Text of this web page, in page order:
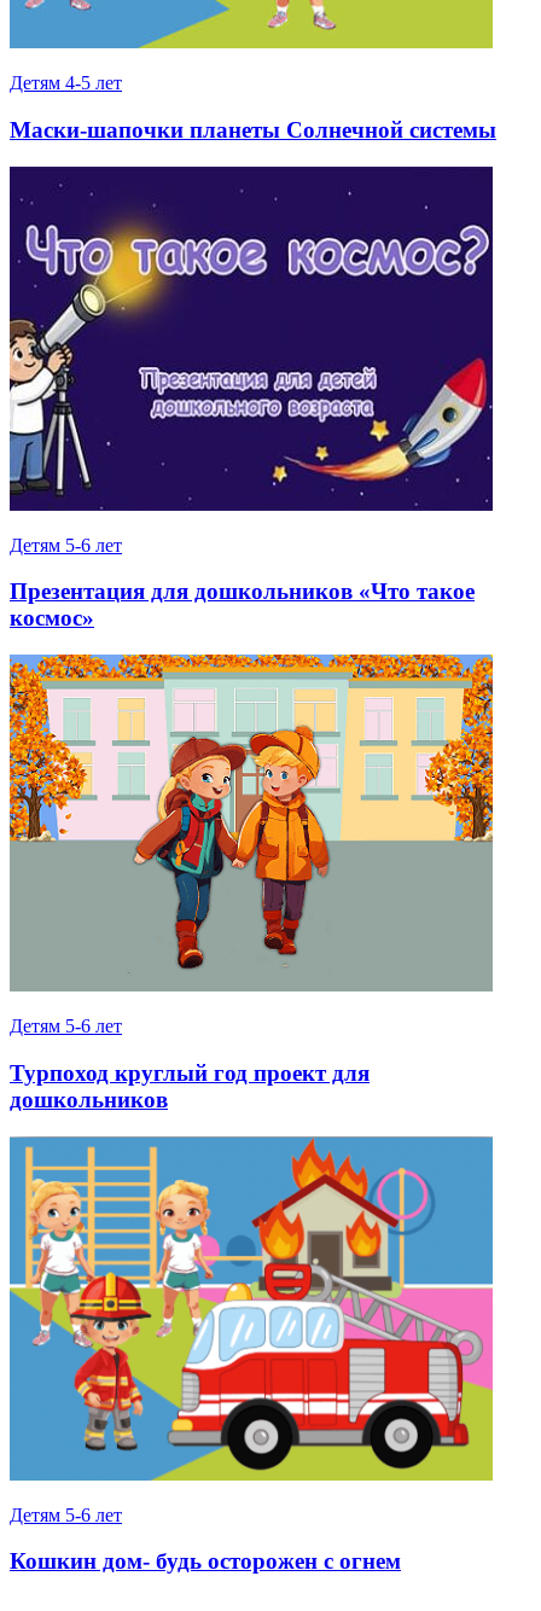
Детям 4-5 лет
Маски-шапочки планеты Солнечной системы
Детям 5-6 лет
Презентация для дошкольников «Что такое
космос»
Детям 5-6 лет
Турпоход круглый год проект для
дошкольников
Детям 5-6 лет
Кошкин дом- будь осторожен с огнем